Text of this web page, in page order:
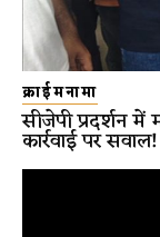
क्राईमनामा
सीजेपी प्रदर्शन
कार्रवाई पर सवाल!